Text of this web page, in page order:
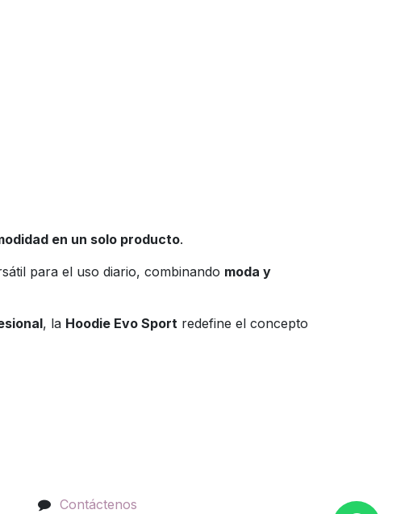
en un solo producto.
para el uso diario, combinando moda y
, la Hoodie Evo Sport redefine el concepto
Contáctenos